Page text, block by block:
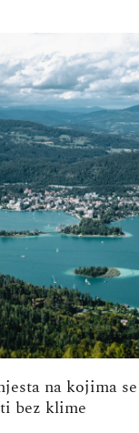
na kojima
bez klime